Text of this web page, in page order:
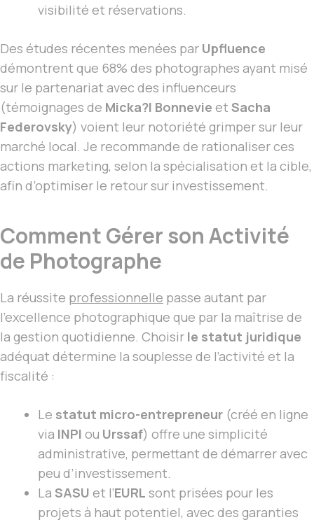
visibilité et réservations.
Des études récentes menées par Upfluence
démontrent que 68% des photographes ayant misé
sur le partenariat avec des influenceurs
(témoignages de Micka?l Bonnevie et Sacha
Federovsky) voient leur notoriété grimper sur leur
marché local. Je recommande de rationaliser ces
actions marketing, selon la spécialisation et la cible,
afin d’optimiser le retour sur investissement.
Comment Gérer son Activité
de Photographe
La réussite professionnelle passe autant par
l’excellence photographique que par la maîtrise de
la gestion quotidienne. Choisir le statut juridique
adéquat détermine la souplesse de l’activité et la
fiscalité :
Le statut micro-entrepreneur (créé en ligne
via INPI ou Urssaf) offre une simplicité
administrative, permettant de démarrer avec
peu d’investissement.
La SASU et l’EURL sont prisées pour les
projets à haut potentiel, avec des garanties